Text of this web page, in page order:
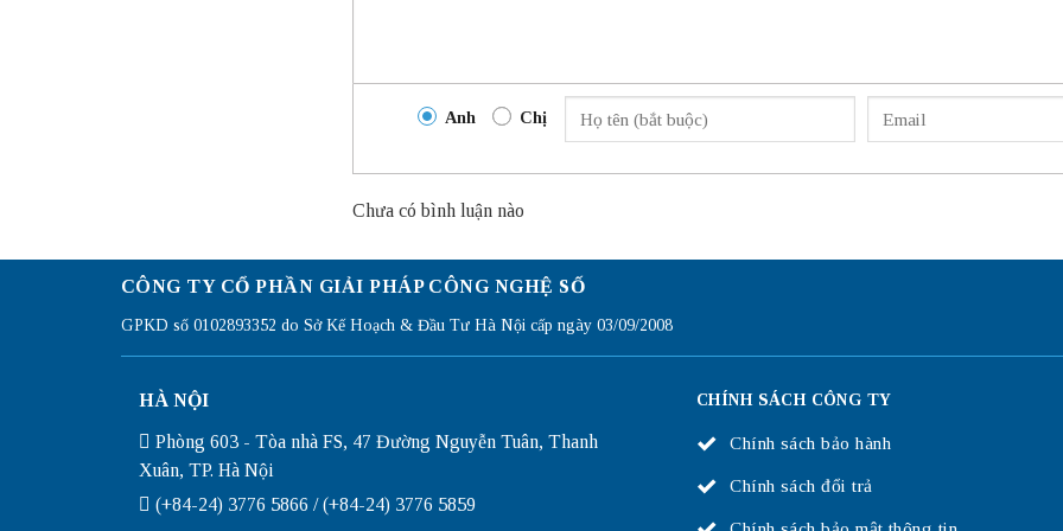
Anh Chị
Chưa có bình luận nào
CÔNG TY CỔ PHẦN GIẢI PHÁP CÔNG NGHỆ SỐ
GPKD số 0102893352 do Sở Kế Hoạch & Đầu Tư Hà Nội cấp ngày 03/09/2008
HÀ NỘI
Phòng 603 - Tòa nhà FS, 47 Đường Nguyễn Tuân, Thanh
Xuân, TP. Hà Nội
(+84-24) 3776 5866 / (+84-24) 3776 5859
CHÍNH SÁCH CÔNG TY
Chính sách bảo hành
Chính sách đổi trả